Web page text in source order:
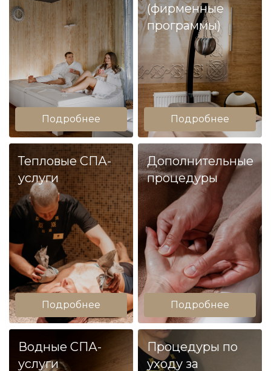
Подробнее
(фирменные
программы)
Подробнее
Тепловые СПА-
услуги
Подробнее
Дополнительные
процедуры
Подробнее
Водные СПА-
услуги
Процедуры по
уходу за